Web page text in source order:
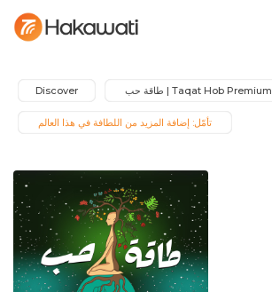
Discover Taqat Hob Premium | طاقة حب